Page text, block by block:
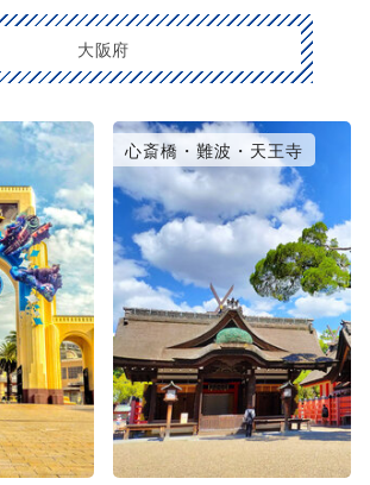
大阪府
心斎橋・難波・天王寺